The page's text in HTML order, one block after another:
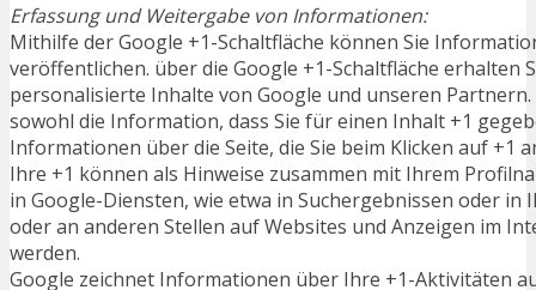
Erfassung und Weitergabe von Informationen:
Mithilfe der Google +1-Schaltfläche können Sie
veröffentlichen. über die Google +1-Schaltfläche erhalten
personalisierte Inhalte von Google und unseren
sowohl die Information, dass Sie für einen Inhalt +1
Informationen über die Seite, die Sie beim Klicken auf +1
Ihre +1 können als Hinweise zusammen mit Ihrem
in Google-Diensten, wie etwa in Suchergebnissen oder in
oder an anderen Stellen auf Websites und Anzeigen im
werden.
Google zeichnet Informationen über Ihre +1-Aktivitäten